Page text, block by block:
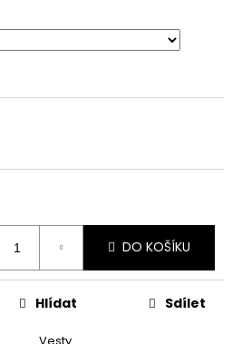
DO KOŠÍKU
Vesty
Hlídat Sdílet